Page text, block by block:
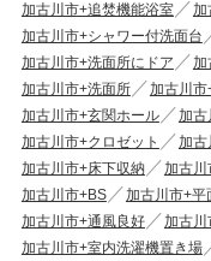
加古川市+追焚機能浴室
加
加古川市+シャワー付洗面台
加古川市+洗面所にドア
加
加古川市+洗面所
加古川市
加古川市+玄関ホール
加古
加古川市+クロゼット
加古
加古川市+床下収納
加古川
加古川市+BS
加古川市+平
加古川市+通風良好
加古川
加古川市+室内洗濯機置き場